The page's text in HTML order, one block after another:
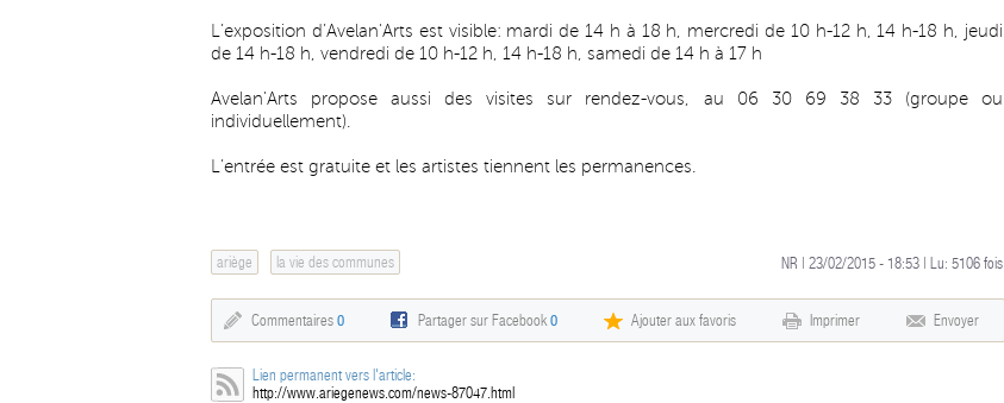
L’exposition d’Avelan'Arts est visible: mardi de 14 h à 18 h, mercredi de 10 h-12 h, 14 h-18 h, jeudi
de 14 h-18 h, vendredi de 10 h-12 h, 14 h-18 h, samedi de 14 h à 17 h
Avelan'Arts propose aussi des visites sur rendez-vous, au 06 30 69 38 33 (groupe ou
individuellement).
L’entrée est gratuite et les artistes tiennent les permanences.
ariège la vie des communes NR | 23/02/2015 - 18:53 | Lu: 5106 fois
Commentaires 0 Partager sur Facebook0 Ajouter aux favoris Imprimer Envoyer
Lien permanent vers l'article:
http://www.ariegenews.com/news-87047.html